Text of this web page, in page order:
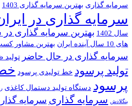
سرمایه گذاری بهترین سرمایه گذاری 1403
سرمایه گذاری در
سال 1402
بهترین سرمایه گذاری در
های 10 سال آینده ایران
بهترین مشاور
سرمایه گذاری در حال حاضر
تولید پرسود خط تولیدی پرسود
پرسود دستگاه تولید دستمال کاغذی
بنگلادش سرمایه گذاری سرمایه گذاری